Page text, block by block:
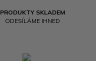
PRODUKTY SKLADEM
ODESÍLÁME IHNED